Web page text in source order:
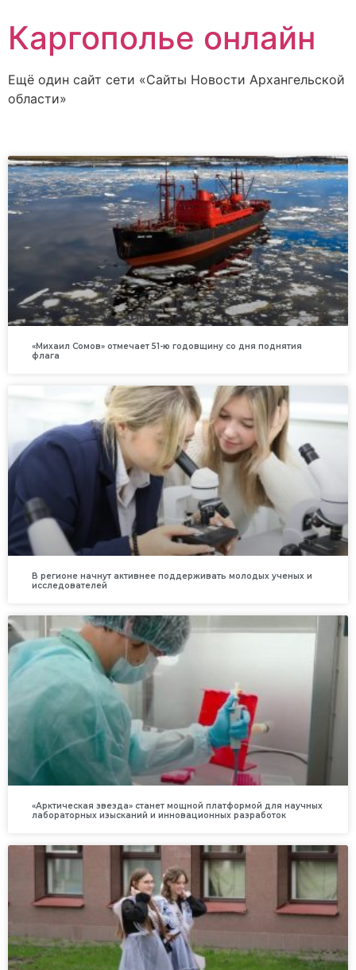
Каргополье онлайн
Ещё один сайт сети «Сайты Новости Архангельской
области»
«Михаил Сомов» отмечает 51-ю годовщину со дня поднятия
флага
В регионе начнут активнее поддерживать молодых ученых и
исследователей
«Арктическая звезда» станет мощной платформой для научных
лабораторных изысканий и инновационных разработок